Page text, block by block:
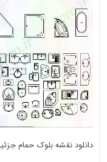
دانلود نقشه بلوک حمام